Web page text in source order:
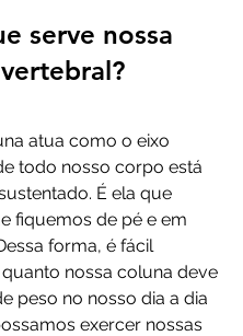
serve nossa
atua como o eixo
todo nosso corpo está
É ela que
fiquemos de pé e em
forma, é fácil
nossa coluna deve
peso no nosso dia a dia
exercer nossas